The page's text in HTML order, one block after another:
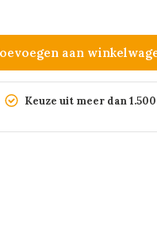
aan
Keuze uit meer dan